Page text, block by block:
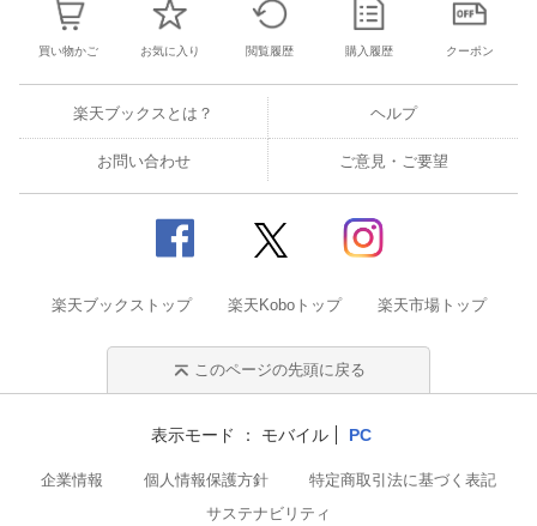
買い物かご お気に入り 閲覧履歴 購入履歴 クーポン
楽天ブックスとは？ ヘルプ
お問い合わせ ご意見・ご要望
楽天ブックストップ 楽天Koboトップ 楽天市場トップ
このページの先頭に戻る
表示モード モバイル PC
企業情報 個人情報保護方針
特定商取引法に基づく表記
サステナビリティ